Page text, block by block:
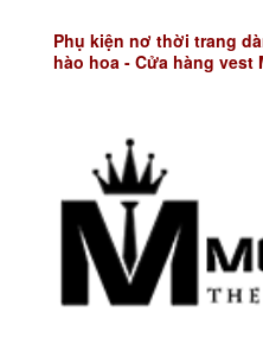
Phụ kiện nơ thời trang
hào hoa - Cửa hàng vest